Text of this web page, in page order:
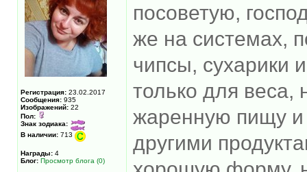
Регистрация: 23.02.2017
Сообщения: 935
Изображений: 22
Пол:
Знак зодиака:
В наличии: 713
Награды: 4
Блог: Просмотр блога (0)
посоветую,
же на системах,
чипсы, сухарики
только для веса,
жаренную пищу и
другими